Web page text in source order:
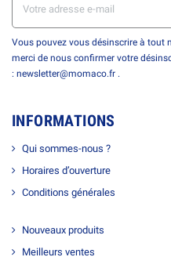
Vous pouvez vous désinscrire à tout
merci de nous confirmer votre
: newsletter@momaco.fr .
INFORMATIONS
Qui sommes-nous ?
Horaires d’ouverture
Conditions générales
Nouveaux produits
Meilleurs ventes